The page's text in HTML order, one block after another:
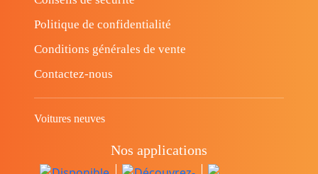
Politique de confidentialité
Conditions générales de vente
Contactez-nous
Voitures neuves
Nos applications